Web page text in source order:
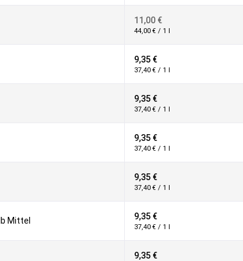
11,00 €
44,00 € / 1 l
9,35 €
37,40 € / 1 l
9,35 €
37,40 € / 1 l
9,35 €
37,40 € / 1 l
9,35 €
37,40 € / 1 l
Mittel 9,35 €
37,40 € / 1 l
9,35 €